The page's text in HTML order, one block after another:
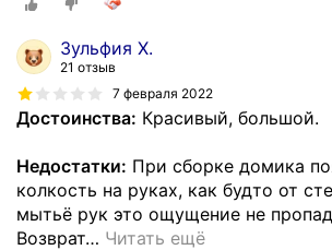
Зульфия Х.
21 отзыв
7 февраля 2022
Достоинства: Красивый, большой.
Недостатки: При сборке домика
колкость на руках, как будто от
мытьё рук это ощущение не
Возврат… Читать ещё